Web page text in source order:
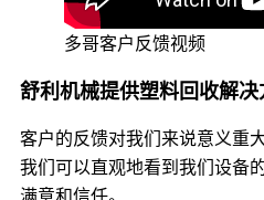
多哥客户反馈视频
舒利机械提供塑料回收解决
客户的反馈对我们来说意义重
我们可以直观地看到我们设备